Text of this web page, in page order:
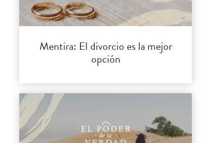
Mentira: El divorcio es la mejor
opción